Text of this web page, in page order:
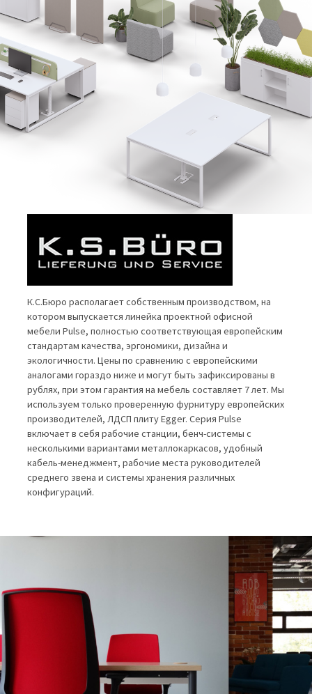
К.С.Бюро располагает собственным производством, на
котором выпускается линейка проектной офисной
мебели Pulse, полностью соответствующая европейским
стандартам качества, эргономики, дизайна и
экологичности. Цены по сравнению с европейскими
аналогами гораздо ниже и могут быть зафиксированы в
рублях, при этом гарантия на мебель составляет 7 лет. Мы
используем только проверенную фурнитуру европейских
производителей, ЛДСП плиту Egger. Серия Pulse
включает в себя рабочие станции, бенч-системы с
несколькими вариантами металлокаркасов, удобный
кабель-менеджмент, рабочие места руководителей
среднего звена и системы хранения различных
конфигураций.